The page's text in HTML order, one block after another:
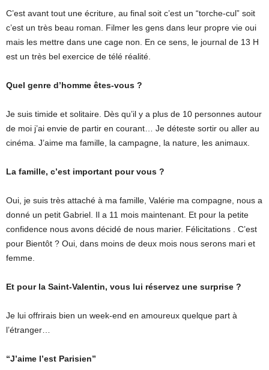
C’est avant tout une écriture, au final soit c’est un “torche-cul” soit
c’est un très beau roman. Filmer les gens dans leur propre vie oui
mais les mettre dans une cage non. En ce sens, le journal de 13 H
est un très bel exercice de télé réalité.
Quel genre d’homme êtes-vous ?
Je suis timide et solitaire. Dès qu’il y a plus de 10 personnes autour
de moi j’ai envie de partir en courant… Je déteste sortir ou aller au
cinéma. J’aime ma famille, la campagne, la nature, les animaux.
La famille, c’est important pour vous ?
Oui, je suis très attaché à ma famille, Valérie ma compagne, nous a
donné un petit Gabriel. Il a 11 mois maintenant. Et pour la petite
confidence nous avons décidé de nous marier. Félicitations . C’est
pour Bientôt ? Oui, dans moins de deux mois nous serons mari et
femme.
Et pour la Saint-Valentin, vous lui réservez une surprise ?
Je lui offrirais bien un week-end en amoureux quelque part à
l’étranger…
“J’aime l’est Parisien”